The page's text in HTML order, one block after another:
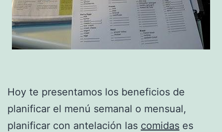
Hoy te presentamos los beneficios de
planificar el menú semanal o mensual,
planificar con antelación las comidas es